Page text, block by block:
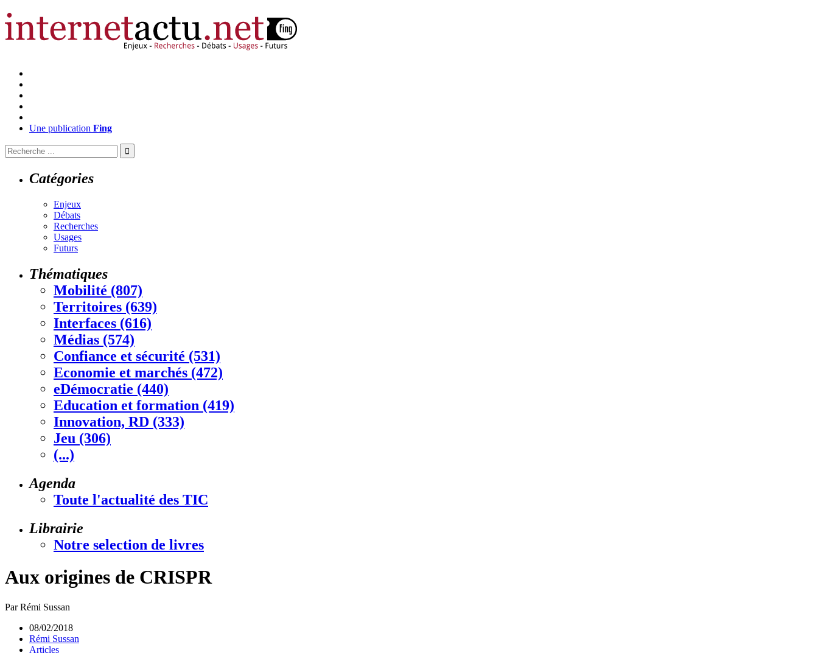
Une publication Fing
Catégories
Enjeux
Débats
Recherches
Usages
Futurs
Thématiques
Mobilité (807)
Territoires (639)
Interfaces (616)
Médias (574)
Confiance et sécurité (531)
Economie et marchés (472)
eDémocratie (440)
Education et formation (419)
Innovation, RD (333)
Jeu (306)
(...)
Agenda
Toute l'actualité des TIC
Librairie
Notre selection de livres
Aux origines de CRISPR
Par Rémi Sussan
08/02/2018
Rémi Sussan
Articles